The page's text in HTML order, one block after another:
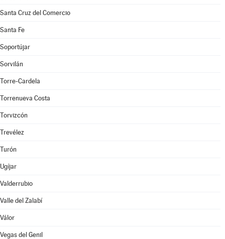
Santa Cruz del Comercio
Santa Fe
Soportújar
Sorvilán
Torre-Cardela
Torrenueva Costa
Torvizcón
Trevélez
Turón
Ugíjar
Valderrubio
Valle del Zalabí
Válor
Vegas del Genil